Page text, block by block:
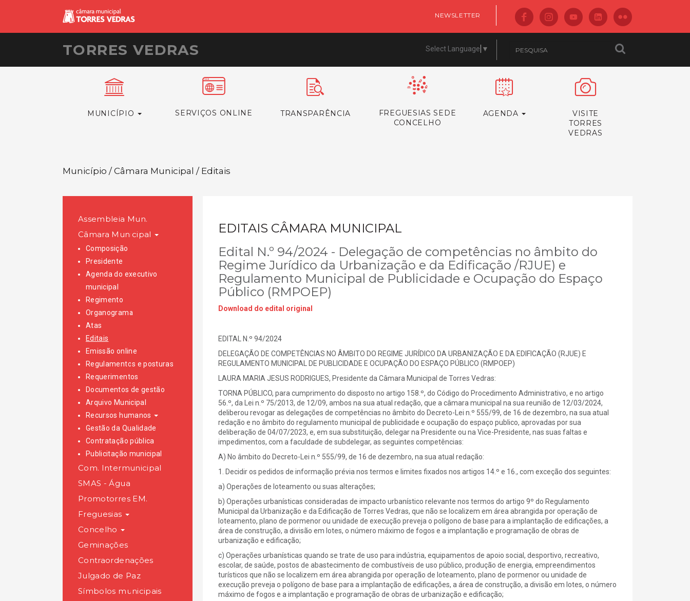
NEWSLETTER
TORRES VEDRAS Select Language ▼
MUNICÍPIO SERVIÇOS ONLINE TRANSPARÊNCIA
FREGUESIAS SEDE
CONCELHO
AGENDA
VISITE
TORRES
VEDRAS
Município / Câmara Municipal / Editais
Assembleia Mun.
Câmara Municipal
Composição
Presidente
Agenda do executivo
municipal
Regimento
Organograma
Atas
Editais
Emissão online
Regulamentos e posturas
Requerimentos
Documentos de gestão
Arquivo Municipal
Recursos humanos
Gestão da Qualidade
Contratação pública
Publicitação municipal
Com. Intermunicipal
SMAS - Água
Promotorres EM.
Freguesias
Concelho
Geminações
Contraordenações
Julgado de Paz
Símbolos municipais
EDITAIS CÂMARA MUNICIPAL
Edital N.º 94/2024 - Delegação de competências no âmbito do
Regime Jurídico da Urbanização e da Edificação /RJUE) e
Regulamento Municipal de Publicidade e Ocupação do Espaço
Público (RMPOEP)
Download do edital original
EDITAL N.º 94/2024
DELEGAÇÃO DE COMPETÊNCIAS NO ÂMBITO DO REGIME JURÍDICO DA URBANIZAÇÃO E DA EDIFICAÇÃO (RJUE) E
REGULAMENTO MUNICIPAL DE PUBLICIDADE E OCUPAÇÃO DO ESPAÇO PÚBLICO (RMPOEP)
LAURA MARIA JESUS RODRIGUES, Presidente da Câmara Municipal de Torres Vedras:
TORNA PÚBLICO, para cumprimento do disposto no artigo 158.º, do Código do Procedimento Administrativo, e no artigo
56.º, da Lei n.º 75/2013, de 12/09, ambos na sua atual redação, que a câmara municipal na sua reunião de 12/03/2024,
deliberou revogar as delegações de competências no âmbito do Decreto-Lei n.º 555/99, de 16 de dezembro, na sua atual
redação e no âmbito do regulamento municipal de publicidade e ocupação do espaço publico, aprovadas por sua
deliberação de 04/07/2023, e, em sua substituição, delegar na Presidente ou na Vice-Presidente, nas suas faltas e
impedimentos, com a faculdade de subdelegar, as seguintes competências:
A) No âmbito do Decreto-Lei n.º 555/99, de 16 de dezembro, na sua atual redação:
1. Decidir os pedidos de informação prévia nos termos e limites fixados nos artigos 14.º e 16., com exceção dos seguintes:
a) Operações de loteamento ou suas alterações;
b) Operações urbanísticas consideradas de impacto urbanístico relevante nos termos do artigo 9º do Regulamento
Municipal da Urbanização e da Edificação de Torres Vedras, que não se localizem em área abrangida por operação de
loteamento, plano de pormenor ou unidade de execução preveja o polígono de base para a implantação de edificações, a
área de construção, a divisão em lotes, o número máximo de fogos e a implantação e programação de obras de
urbanização e edificação;
c) Operações urbanísticas quando se trate de uso para indústria, equipamentos de apoio social, desportivo, recreativo,
escolar, de saúde, postos de abastecimento de combustíveis de uso público, produção de energia, empreendimentos
turísticos que não se localizem em área abrangida por operação de loteamento, plano de pormenor ou unidade de
execução preveja o polígono de base para a implantação de edificações, a área de construção, a divisão em lotes, o número
máximo de fogos e a implantação e programação de obras de urbanização e edificação;